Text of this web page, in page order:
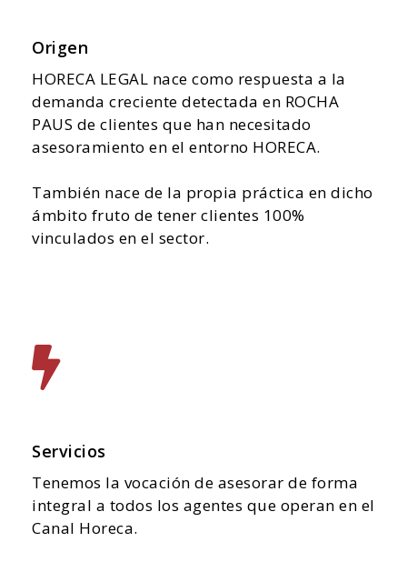
Origen
HORECA LEGAL nace como respuesta a la
demanda creciente detectada en ROCHA
PAUS de clientes que han necesitado
asesoramiento en el entorno HORECA.
También nace de la propia práctica en dicho
ámbito fruto de tener clientes 100%
vinculados en el sector.
Servicios
Tenemos la vocación de asesorar de forma
integral a todos los agentes que operan en el
Canal Horeca.